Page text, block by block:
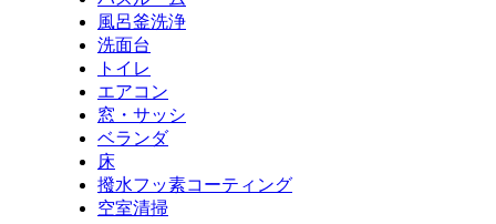
風呂釜洗浄
洗面台
トイレ
エアコン
窓・サッシ
ベランダ
床
撥水フッ素コーティング
空室清掃